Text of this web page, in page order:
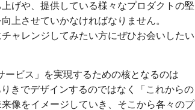
げや、提供している様々なプロダクトの堅
上させていかなければなりません。
ャレンジしてみたい方にぜひお会いしたい
ービス」を実現するための核となるのは
きでデザインするのではなく「これからの
像をイメージしていき、そこから各々のプ